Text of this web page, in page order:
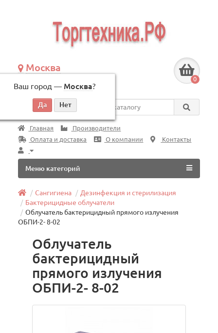
Москва
Ваш город — Москва?
по будням, с 09:00 до 18:00
0
Везде
Главная
Производители
Оплата и доставка
О компании Контакты
Меню категорий
Сангигиена
Дезинфекция и стерилизация
Бактерицидные облучатели
Облучатель бактерицидный прямого излучения
ОБПИ-2- 8-02
Облучатель
бактерицидный
прямого излучения
ОБПИ-2- 8-02